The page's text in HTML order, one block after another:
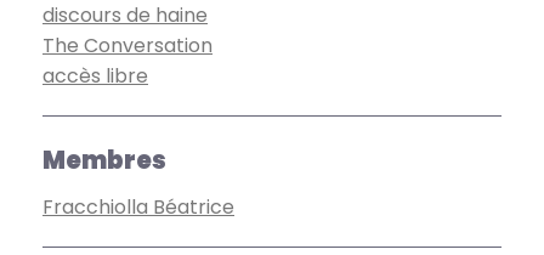
discours de haine
The Conversation
accès libre
Membres
Fracchiolla Béatrice